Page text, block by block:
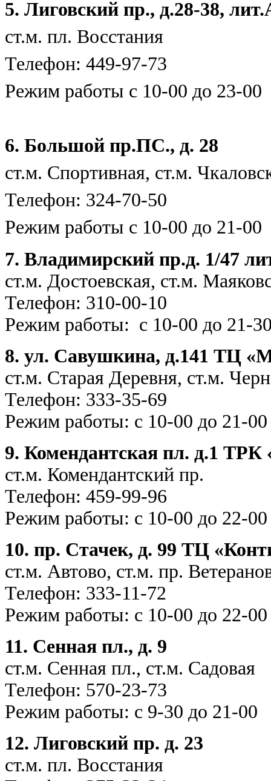
5. Лиговский пр., д.28-38,
ст.м. пл.
Телефон: 449-97-73
Режим работы с 10-00 до 23-00
6. Большой пр.ПС., д. 28
ст.м. Спортивная, ст.м.
Телефон:
Режим работы с 10-00 до
7. Владимирский пр.д. 1/47
ст.м. Достоевская, ст.м.
Телефон: 310-
Режим работы: с 10-00 до 21-
8. ул. Савушкина, д.141 ТЦ
ст.м. Старая Деревня, ст.м.
Телефон: 333-
Режим работы: с 10-00 до 21-00
9. Комендантская пл. д.1 ТРК
ст.м. Комендантский пр.
Телефон: 459-
Режим работы: с 10-00 до 22-00
10. пр. Стачек, д. 99 ТЦ
ст.м. Автово, ст.м. пр.
Телефон: 333-
Режим работы: с 10-00 до 22-00
11. Сенная пл., д. 9
ст.м. Сенная пл., ст.м. Садовая
Телефон: 570-
Режим работы: с 9-30 до 21-00
12. Лиговский пр. д. 23
ст.м. пл. Восстания